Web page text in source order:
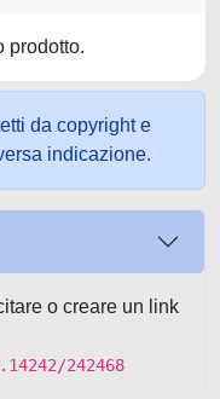
prodotto.
da copyright e
indicazione.
o creare un link
242468